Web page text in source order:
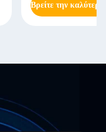
Βρείτε την καλύτερη